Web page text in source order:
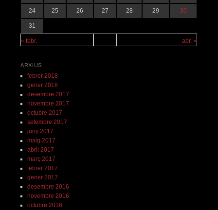
« febr. abr. »
24 25 26 27 28 29 30
31
ARXIUS
febrer 2018
gener 2018
desembre 2017
novembre 2017
octubre 2017
setembre 2017
juny 2017
maig 2017
abril 2017
març 2017
febrer 2017
gener 2017
desembre 2016
novembre 2016
octubre 2016